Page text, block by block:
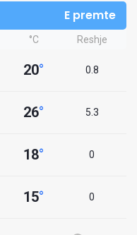
E premte
°C Reshje
20° 0.8
26° 5.3
18° 0
15° 0